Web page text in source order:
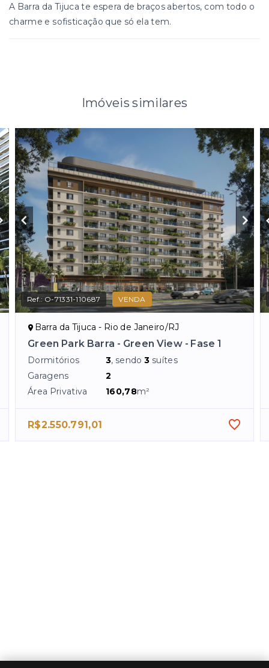
A Barra da Tijuca te espera de braços abertos, com todo o
charme e sofisticação que só ela tem.
Imóveis similares
Ref.: O-71331-110687 VENDA
Barra da Tijuca - Rio de Janeiro/RJ
Green Park Barra - Green View - Fase 1
Dormitórios 3, sendo3 suítes
Garagens
2
Área Privativa
160,78m²
R$2.550.791,01